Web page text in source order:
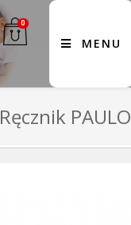
0
MENU
Ręcznik PAULO